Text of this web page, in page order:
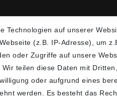
Technologien auf unserer
(z.B. IP-Adresse), um
oder Zugriffe auf unsere
teilen diese Daten mit
oder aufgrund eines
werden. Es besteht das